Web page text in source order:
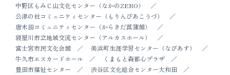
中野区もみじ山文化センター（なかのZERO）
公津の杜コミュニティセンター（もりんぴあこうづ）
唐木田コミュニティセンター（からきだ菖蒲館）
寝屋川市立地域交流センター（アルカスホール）
富士宮市民文化会館
美浜町生涯学習センター（なびあす）
牛久市エスカードホール
くまもと森都心プラザ
豊田市福祉センター
渋谷区文化総合センター大和田